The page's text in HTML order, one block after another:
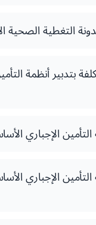
يوليوز 2006 بين الهيئات المكلفة
التأمين الإجباري
التأمين الإجباري